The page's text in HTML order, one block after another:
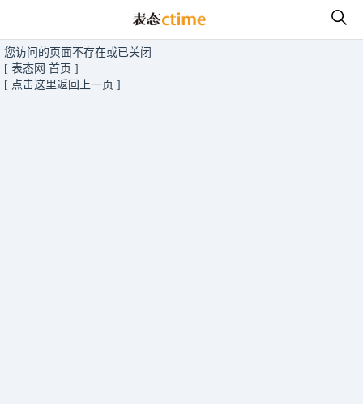
您访问的页面不存在或已关闭
[ 表态网 首页 ]
[ 点击这里返回上一页 ]